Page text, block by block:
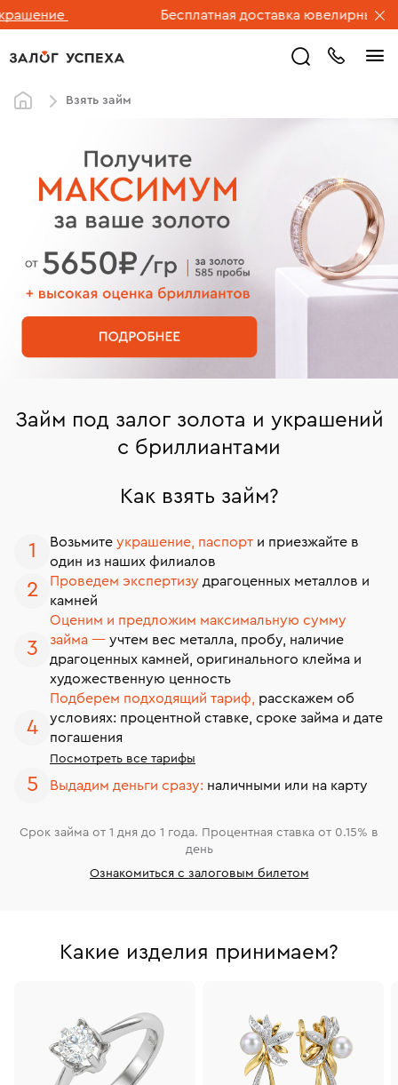
Бесплатная доставка ювелирных
Взять займ
Займ под залог золота и украшений
с бриллиантами
Как взять займ?
Возьмите украшение, паспорт и приезжайте в
один из наших филиалов
Проведем экспертизу драгоценных металлов и
камней
Оценим и предложим максимальную сумму
займа — учтем вес металла, пробу, наличие
драгоценных камней, оригинального клейма и
художественную ценность
Подберем подходящий тариф,
расскажем об
условиях: процентной ставке, сроке займа и дате
погашения
Посмотреть все тарифы
Выдадим деньги сразу: наличными или на карту
Срок займа от 1 дня до 1 года. Процентная ставка от 0.15% в
день
Ознакомиться с залоговым билетом
Какие изделия принимаем?